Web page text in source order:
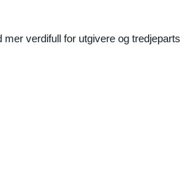
verdifull for utgivere og tredjeparts